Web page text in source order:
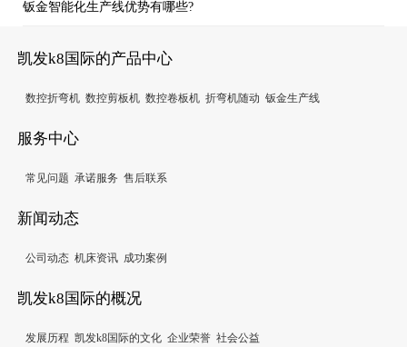
钣金智能化生产线优势有哪些?
凯发k8国际的产品中心
数控折弯机 数控剪板机 数控卷板机 折弯机随动 钣金生产线
服务中心
常见问题 承诺服务 售后联系
新闻动态
公司动态 机床资讯 成功案例
凯发k8国际的概况
发展历程 凯发k8国际的文化 企业荣誉 社会公益